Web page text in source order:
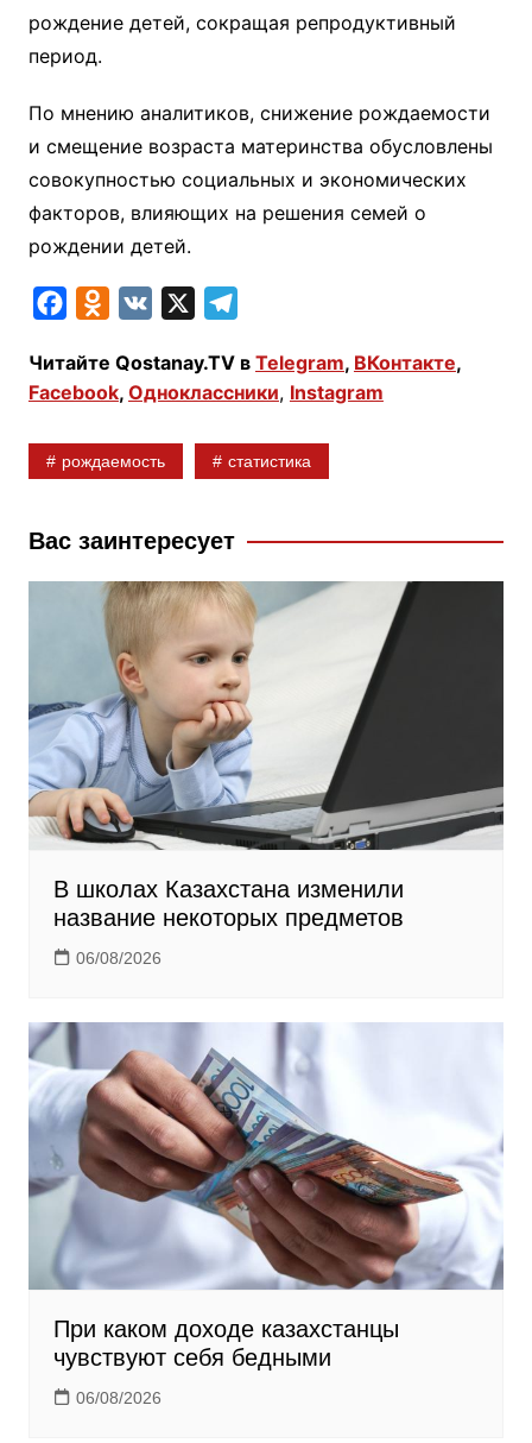
рождение детей, сокращая репродуктивный
период.
По мнению аналитиков, снижение рождаемости
и смещение возраста материнства обусловлены
совокупностью социальных и экономических
факторов, влияющих на решения семей о
рождении детей.
c
e
o
k
n
o
l
s
n
k
i
l
e
r
m
Читайте Qostanay.TV в Telegram, ВКонтакте,
Facebook, Одноклассники, Instagram
рождаемость статистика
Вас заинтересует
В школах Казахстана изменили
название некоторых предметов
06/08/2026
При каком доходе казахстанцы
чувствуют себя бедными
06/08/2026